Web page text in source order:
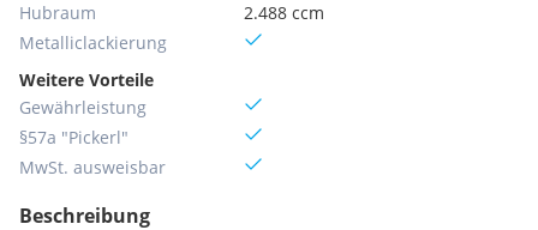
Hubraum
2.488 ccm
Metallic­lackierung
Weitere Vorteile
Gewährleistung
§57a "Pickerl"
MwSt. ausweisbar
Beschreibung